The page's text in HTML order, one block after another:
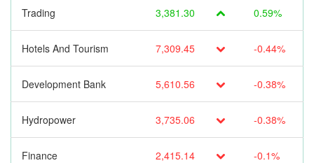
Trading 3,381.30 0.59%
Hotels And Tourism 7,309.45 -0.44%
Development Bank 5,610.56 -0.38%
Hydropower 3,735.06 -0.38%
Finance 2,415.14 -0.1%